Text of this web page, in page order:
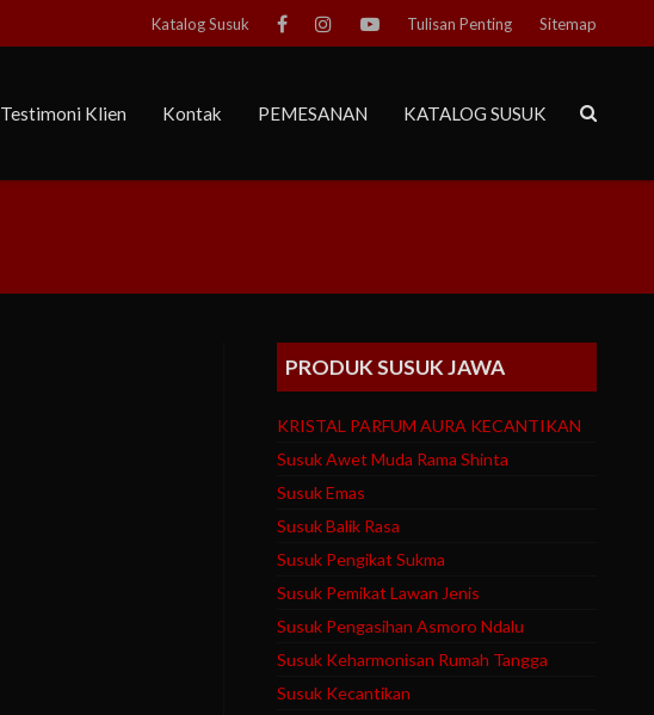
Katalog Susuk Tulisan Penting Sitemap
Testimoni Klien Kontak PEMESANAN KATALOG SUSUK
PRODUK SUSUK JAWA
KRISTAL PARFUM AURA KECANTIKAN
Susuk Awet Muda Rama Shinta
Susuk Emas
Susuk Balik Rasa
Susuk Pengikat Sukma
Susuk Pemikat Lawan Jenis
Susuk Pengasihan Asmoro Ndalu
Susuk Keharmonisan Rumah Tangga
Susuk Kecantikan